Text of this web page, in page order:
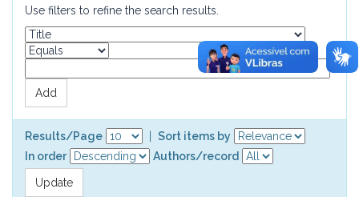
Use filters to refine the search results.
Results/Page
Sort items by
In order
Authors/record